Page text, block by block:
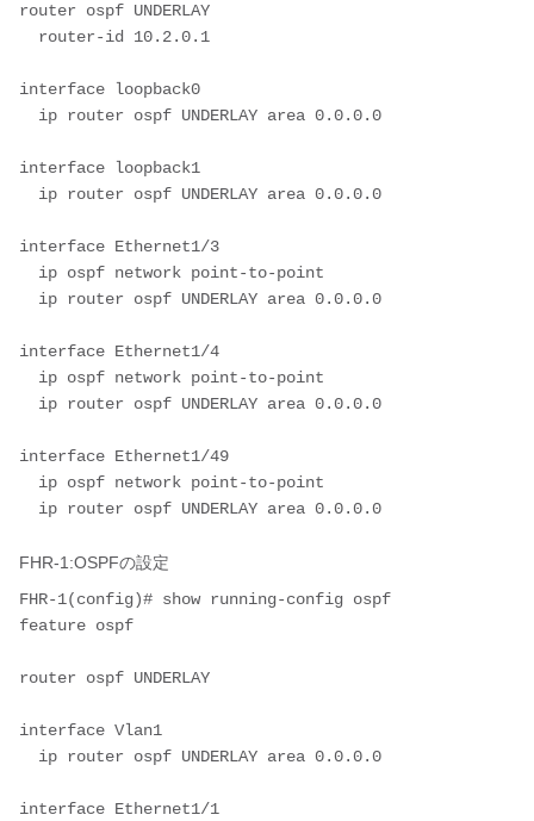
router ospf UNDERLAY
interface loopback0
interface loopback1
interface Ethernet1/3
interface Ethernet1/4
interface Ethernet1/49
FHR-1:OSPFの設定
FHR-1(config)# show running-config ospf
feature ospf
router ospf UNDERLAY
interface Vlan1
interface Ethernet1/1